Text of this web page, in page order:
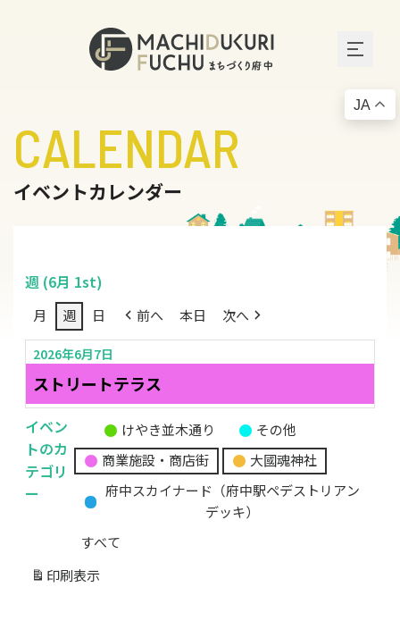
CALENDAR
イベントカレンダー
週 (6月 1st)
月 週 日 前へ 本日 次へ
2026年6月7日
ストリートテラス
イベン
トのカ
テゴリ
ー
題
カ
ゴ
リ
けやき並木通り
その他
商業施設・商店街
大國魂神社
府中スカイナード（府中駅ペデストリアン
デッキ）
すべて
印刷 表示
JA